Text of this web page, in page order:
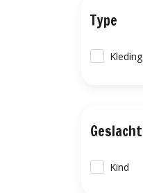
Type
Kleding
Geslacht
Kind